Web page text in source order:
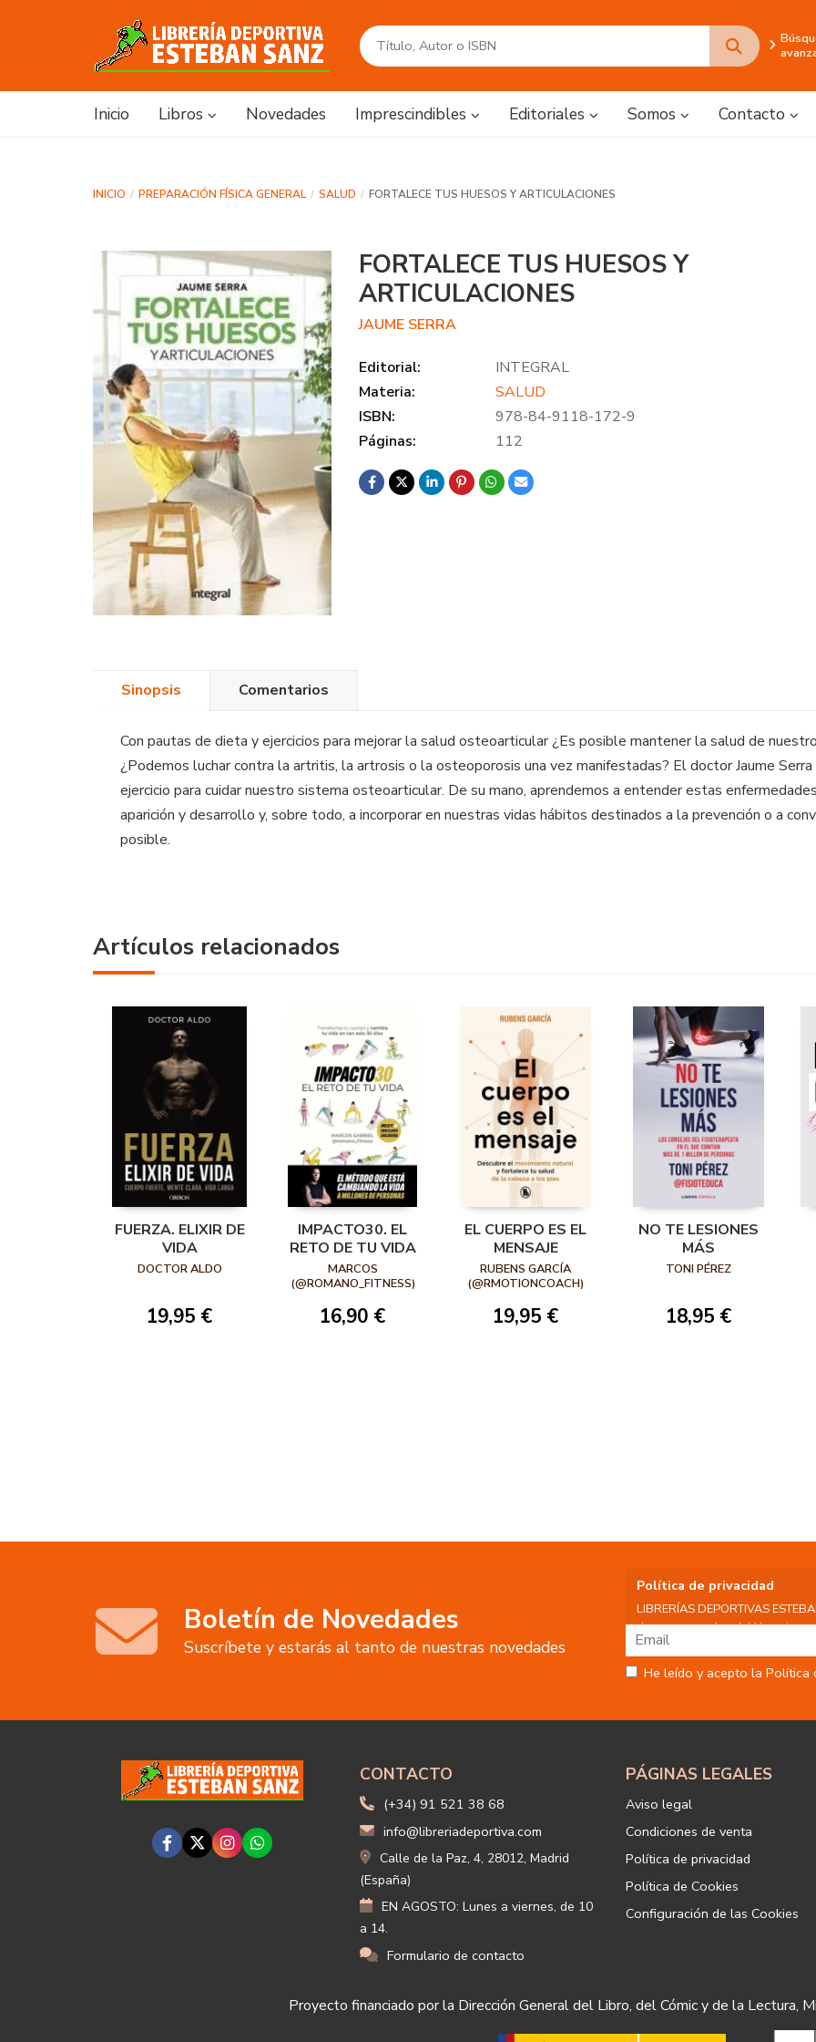
Inicio Libros Novedades Imprescindibles Editoriales Somos Contacto
INICIO PREPARACIÓN FÍSICA GENERAL SALUD FORTALECE TUS HUESOS Y ARTICULACIONES
FORTALECE TUS HUESOS Y
ARTICULACIONES
JAUME SERRA
Editorial:
INTEGRAL
Materia:
SALUD
ISBN:
978-84-9118-172-9
Páginas:
112
Sinopsis Comentarios
Con pautas de dieta y ejercicios para mejorar la salud osteoarticular ¿Es posible mantener la salud de
¿Podemos luchar contra la artritis, la artrosis o la osteoporosis una vez manifestadas? El doctor Jaume
ejercicio para cuidar nuestro sistema osteoarticular. De su mano, aprendemos a entender estas
aparición y desarrollo y, sobre todo, a incorporar en nuestras vidas hábitos destinados a la prevención o a
posible.
Artículos relacionados
FUERZA. ELIXIR DE
VIDA
DOCTOR ALDO
19,95 €
IMPACTO30. EL
RETO DE TU VIDA
MARCOS
(@ROMANO_FITNESS)
16,90 €
EL CUERPO ES EL
MENSAJE
RUBENS GARCÍA
(@RMOTIONCOACH)
19,95 €
NO TE LESIONES
MÁS
TONI PÉREZ
18,95 €
Boletín de Novedades
Suscríbete y estarás al tanto de nuestras novedades
Política de privacidad
LIBRERÍAS DEPORTIVAS
datos personales del Usuario,
tratamiento:
Fin del tratamiento: mantener
nuestros servicios y productos
actividad principal de la web,
Legitimación: está basada en el
Criterios de conservación de los
suprimirán con medidas de
los datos.
Destinatarios: no se cederán a
Derechos que asisten al Usuario:
a) Derecho a retirar el
protección de datos https://
Puede ejercer estos derechos
He leído y acepto la Política
CONTACTO
(+34) 91 521 38 68
info@libreriadeportiva.com
Calle de la Paz, 4, 28012, Madrid
(España)
EN AGOSTO: Lunes a viernes, de 10
a 14.
Formulario de contacto
PÁGINAS LEGALES
Aviso legal
Condiciones de venta
Política de privacidad
Política de Cookies
Configuración de las Cookies
Proyecto financiado por la Dirección General del Libro, del Cómic y de la Lectura,